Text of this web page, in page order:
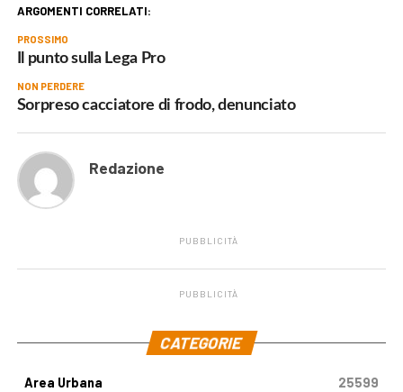
ARGOMENTI CORRELATI:
PROSSIMO
Il punto sulla Lega Pro
NON PERDERE
Sorpreso cacciatore di frodo, denunciato
Redazione
PUBBLICITÀ
PUBBLICITÀ
CATEGORIE
Area Urbana
25599